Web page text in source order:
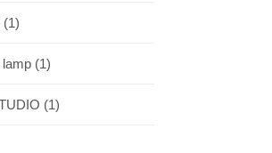
(1)
lamp (1)
(1)